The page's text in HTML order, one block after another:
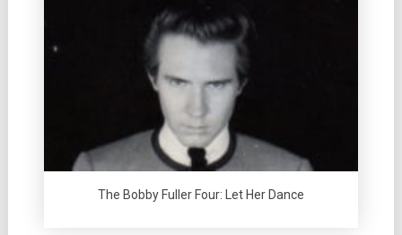
The Bobby Fuller Four: Let Her Dance